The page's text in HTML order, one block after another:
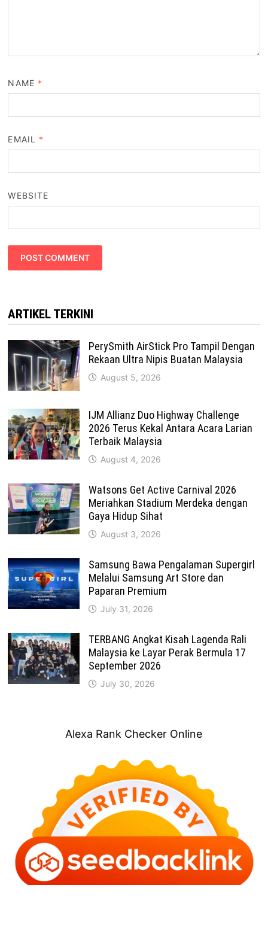
NAME *
EMAIL *
WEBSITE
ARTIKEL TERKINI
PerySmith AirStick Pro Tampil Dengan
Rekaan Ultra Nipis Buatan Malaysia
August 5, 2026
IJM Allianz Duo Highway Challenge
2026 Terus Kekal Antara Acara Larian
Terbaik Malaysia
August 4, 2026
Watsons Get Active Carnival 2026
Meriahkan Stadium Merdeka dengan
Gaya Hidup Sihat
August 3, 2026
Samsung Bawa Pengalaman Supergirl
Melalui Samsung Art Store dan
Paparan Premium
July 31, 2026
TERBANG Angkat Kisah Lagenda Rali
Malaysia ke Layar Perak Bermula 17
September 2026
July 30, 2026
Alexa Rank Checker Online